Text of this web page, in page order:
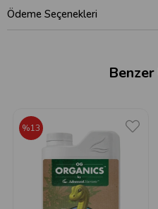
Ödeme Seçenekleri
%13